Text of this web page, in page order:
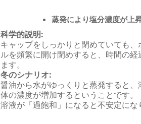
蒸発により塩分濃度が上
科学的説明:
キャップをしっかりと閉めていても
ルを頻繁に開け閉めすると、時間の
ます。
冬のシナリオ:
醤油から水がゆっくりと蒸発すると
体の濃度が増加するということです。
溶液が「過飽和」になると不安定にな